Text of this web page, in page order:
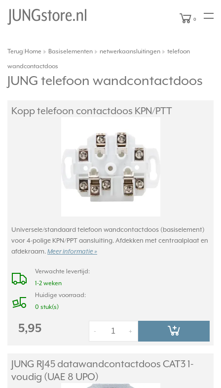
0
Terug Home Basiselementen netwerkaansluitingen telefoon
wandcontactdoos
JUNG telefoon wandcontactdoos
Kopp telefoon contactdoos KPN/PTT
Universele/standaard telefoon wandcontactdoos (basiselement)
voor 4-polige KPN/PPT aansluiting. Afdekken met centraalplaat en
afdekraam. Meer informatie »
Verwachte levertijd:
1-2 weken
Huidige voorraad:
0 stuk(s)
5,95 +
-
JUNG RJ45 datawandcontactdoos CAT3 1-
voudig (UAE 8 UPO)